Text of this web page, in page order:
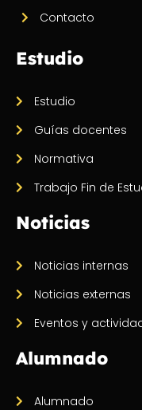
Contacto
Estudio
Estudio
Guías docentes
Normativa
Trabajo Fin de
Noticias
Noticias internas
Noticias externas
Eventos y
Alumnado
Alumnado